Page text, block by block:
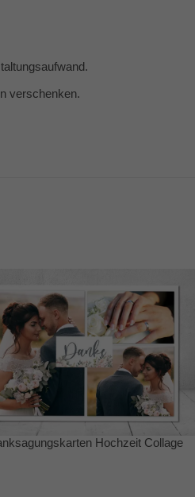
verschenken.